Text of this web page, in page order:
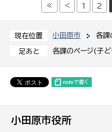
現在位置 小田原市 各課
足あと 各課のページ(子ど
≪ < 1 2
小田原市役所